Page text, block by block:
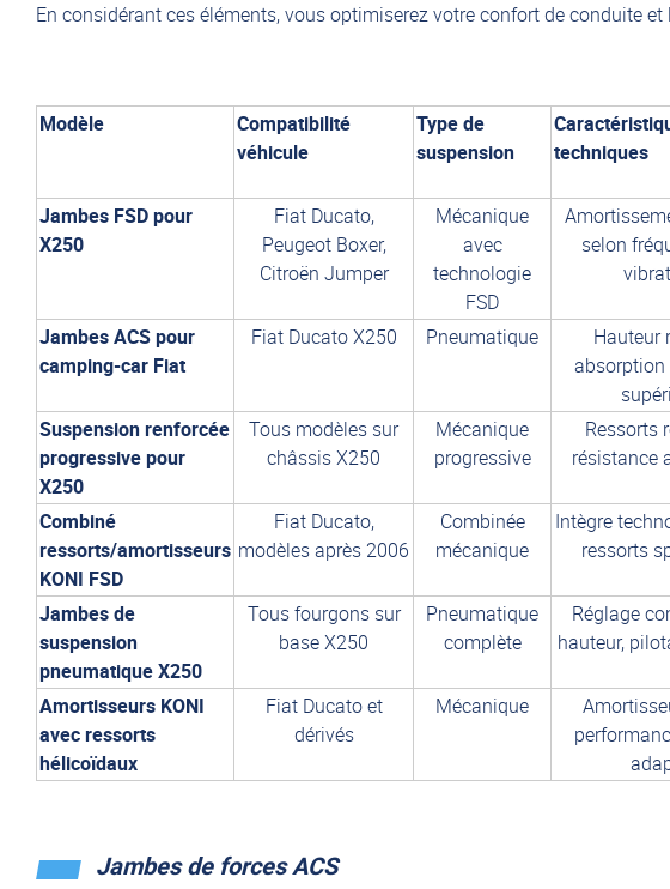
En considérant ces éléments, vous optimiserez votre confort de conduite
Modèle
Compatibilité
véhicule
Type de
suspension
techniques
Jambes FSD pour
X250
Fiat Ducato,
Peugeot Boxer,
Citroën Jumper
Mécanique
avec
technologie
FSD
selon
Jambes ACS pour
camping-car Fiat
Fiat Ducato X250 Pneumatique
Hauteur
absorption
Suspension renforcée
progressive pour
X250
Tous modèles sur
châssis X250
Mécanique
progressive
Ressorts
résistance
Combiné
ressorts/amortisseurs
KONI FSD
Fiat Ducato,
modèles après 2006
Combinée
mécanique
Intègre
ressorts
Jambes de
suspension
pneumatique X250
Tous fourgons sur
base X250
Pneumatique
complète
Réglage
hauteur,
Amortisseurs KONI
avec ressorts
hélicoïdaux
Fiat Ducato et
dérivés
Mécanique
Jambes de forces ACS